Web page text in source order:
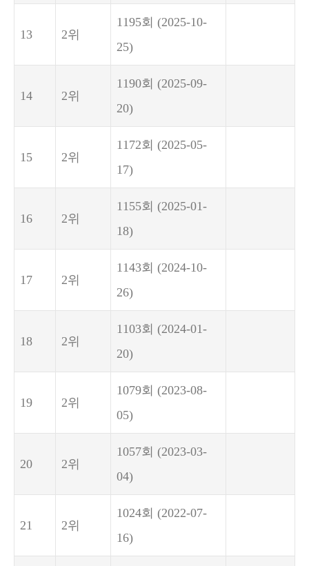
13 2위
1195회 (2025-10-
25)
14 2위
1190회 (2025-09-
20)
15 2위
1172회 (2025-05-
17)
16 2위
1155회 (2025-01-
18)
17 2위
1143회 (2024-10-
26)
18 2위
1103회 (2024-01-
20)
19 2위
1079회 (2023-08-
05)
20 2위
1057회 (2023-03-
04)
21 2위
1024회 (2022-07-
16)